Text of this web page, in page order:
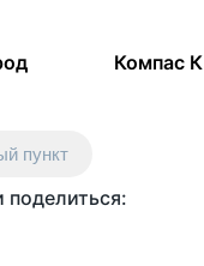
Компас
пункт
поделиться: